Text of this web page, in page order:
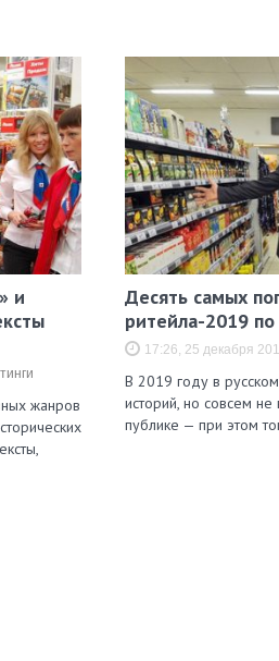
и
жанров
Десять самых
ритейла-2019
17:26, 25 декабря
В 2019 году в
историй, но совсем
публике — при этом